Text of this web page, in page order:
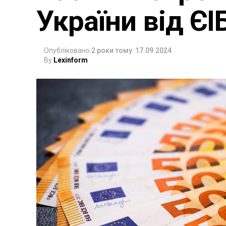
України від
Опубліковано 2 роки тому 17.09.2024
By Lexinform